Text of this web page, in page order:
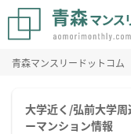
青森マンスリードットコム
大学近く/弘前大学
ーマンション情報